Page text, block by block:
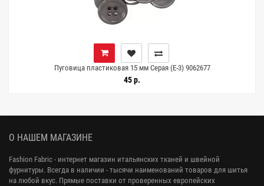
Пуговица пластиковая 15 мм Серая (Е-3) 9062677
45 р.
О НАШЕМ МАГАЗИНЕ
Fashion Fabric - интернет магазин итальянских тканей и швейной
фурнитуры. Всегда в наличии - тысячи наименований товаров для шитья
на любой вкус. Прямые поставки от проверенных европейских